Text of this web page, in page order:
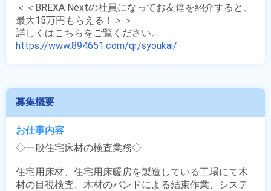
＜＜BREXA Nextの社員になってお友達を紹介すると、
最大15万円もらえる！＞＞
https://www.894651.com/qr/syoukai/
募集概要
お仕事内容
◇一般住宅床材の検査業務◇
住宅用床材、住宅用床暖房を製造している工場にて木
材の目視検査、木材のバンドによる結束作業、システ